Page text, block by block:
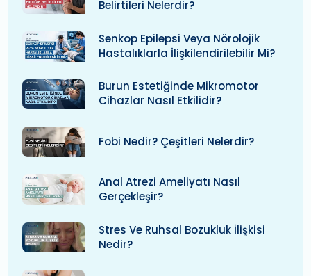
Belirtileri Nelerdir?
Senkop Epilepsi Veya Nörolojik
Hastalıklarla İlişkilendirilebilir Mi?
Burun Estetiğinde Mikromotor
Cihazlar Nasıl Etkilidir?
Fobi Nedir? Çeşitleri Nelerdir?
Anal Atrezi Ameliyatı Nasıl
Gerçekleşir?
Stres Ve Ruhsal Bozukluk İlişkisi
Nedir?